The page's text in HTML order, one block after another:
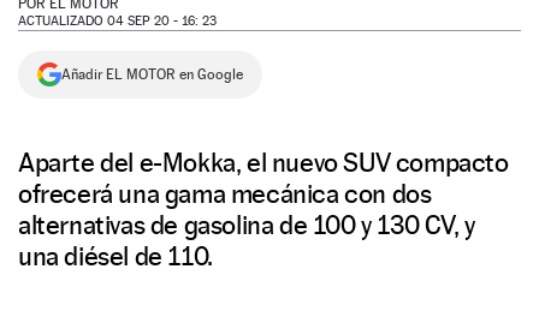
NEWSLETTER
POR EL MOTOR
ACTUALIZADO 04 SEP 20 - 16: 23
Añadir EL MOTOR en Google
Aparte del e-Mokka, el nuevo SUV compacto
ofrecerá una gama mecánica con dos
alternativas de gasolina de 100 y 130 CV, y
una diésel de 110.